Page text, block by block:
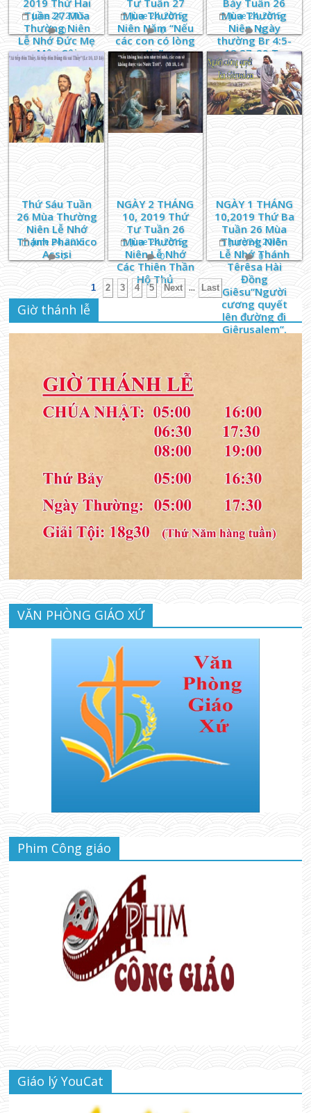
Tuần 27 Mùa
Thường Niên
Lễ Nhớ Đức Mẹ
Mân Côi
June 24, 2015
0
Mùa Thường
Niên Năm “Nếu
các con có lòng
tin”.
June 24, 2015
0
Mùa Thường
Niên Ngày
thường Br 4:5-
12.27-29 Tv
69:33-37 Lc
10:17-24
June 24, 2015
0
Thứ Sáu Tuần
26 Mùa Thường
Niên Lễ Nhớ
Thánh Phanxico
Assisi
June 24, 2015
0
NGÀY 2 THÁNG
10, 2019 Thứ
Tư Tuần 26
Mùa Thường
Niên Lễ Nhớ
Các Thiên Thần
Hộ Thủ
June 24, 2015
0
NGÀY 1 THÁNG
10,2019 Thứ Ba
Tuần 26 Mùa
Thường Niên
Lễ Nhớ Thánh
Têrêsa Hài
Đồng
Giêsu“Người
cương quyết
lên đường đi
Giêrusalem”.
June 24, 2015
0
1 2 3 4 5 Next ... Last
Giờ thánh lễ
VĂN PHÒNG GIÁO XỨ
Phim Công giáo
Giáo lý YouCat